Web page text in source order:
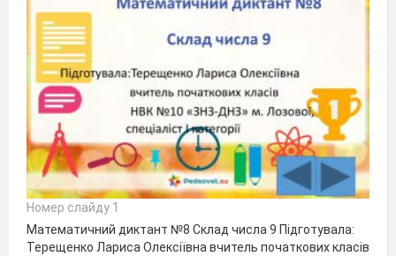
Номер слайду 1
Математичний диктант №8 Склад числа 9 Підготувала:
Терещенко Лариса Олексіївна вчитель початкових класів